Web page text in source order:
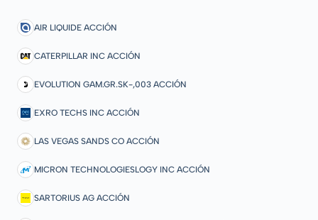
AIR LIQUIDE ACCIÓN
CATERPILLAR INC ACCIÓN
EVOLUTION GAM.GR.SK-,003 ACCIÓN
EXRO TECHS INC ACCIÓN
LAS VEGAS SANDS CO ACCIÓN
MICRON TECHNOLOGIESLOGY INC ACCIÓN
SARTORIUS AG ACCIÓN